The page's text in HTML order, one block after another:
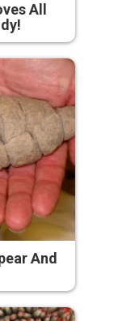
All
And